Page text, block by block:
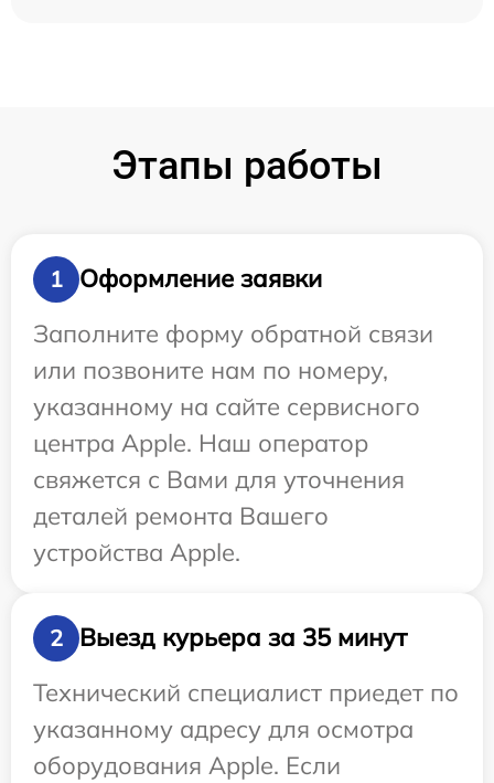
Этапы работы
1
Оформление заявки
Заполните форму обратной связи
или позвоните нам по номеру,
указанному на сайте сервисного
центра Apple. Наш оператор
свяжется с Вами для уточнения
деталей ремонта Вашего
устройства Apple.
2
Выезд курьера за 35 минут
Технический специалист приедет по
указанному адресу для осмотра
оборудования Apple. Если